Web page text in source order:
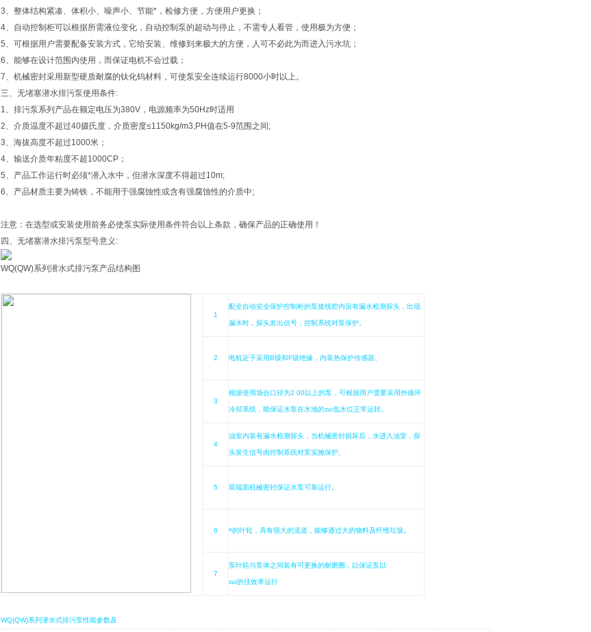
3、整体结构紧凑、体积小、噪声小、节能*，检修方便，方便用户更换；
4、自动控制柜可以根据所需液位变化，自动控制泵的超动与停止，不需专人看管，使用极为方便；
5、可根据用户需要配备安装方式，它给安装、维修到来极大的方便，人可不必此为而进入污水坑；
6、能够在设计范围内使用，而保证电机不会过载；
7、机械密封采用新型硬质耐腐的钛化钨材料，可使泵安全连续运行8000小时以上。
三、 无堵塞潜水排污泵使用条件:
1、排污泵系列产品在额定电压为380V，电源频率为50Hz时适用
2、介质温度不超过40摄氏度，介质密度≤1150kg/m3,PH值在5-9范围之间;
3、海拔高度不超过1000米；
4、输送介质年粘度不超1000CP；
5、产品工作运行时必须*潜入水中，但潜水深度不得超过10m;
6、产品材质主要为铸铁，不能用于强腐蚀性或含有强腐蚀性的介质中;
注意：在选型或安装使用前务必使泵实际使用条件符合以上条款，确保产品的正确使用！
四、 无堵塞潜水排污泵型号意义:
WQ(QW)系列潜水式排污泵产品结构图
1
配全自动安全保护控制柜的泵接线腔内设有漏水检测探头，出现
漏水时，探头发出信号，控制系统对泵保护。
2 电机定子采用B级和F级绝缘，内装热保护传感器。
3
根据使用场合口径为2 00以上的泵，可根据用户需要采用外循环
冷却系统，能保证水泵在水池的zui低水位正常运转。
4
油室内装有漏水检测探头，当机械密封损坏后，水进入油室，探
头发生信号由控制系统对泵实施保护。
5 双端面机械密封保证水泵可靠运行。
6 *的叶轮，具有很大的流道，能够通过大的物料及纤维垃圾。
7
泵叶轮与泵体之间装有可更换的耐磨圈，以保证泵以
zui的佳效率运行
WQ(QW)系列潜水式排污泵性能参数及